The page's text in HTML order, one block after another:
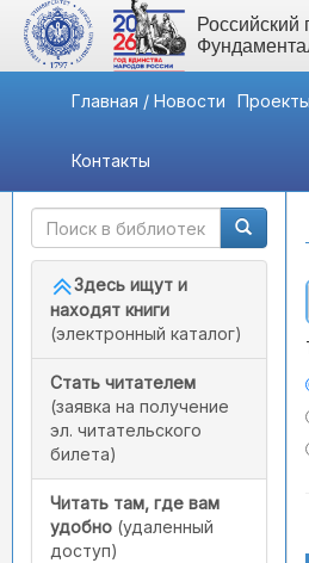
Российский
Главная / Новости Проекты
Контакты
Быстрый доступ
Здесь ищут и
находят книги
(электронный каталог)
Стать читателем
(заявка на получение
эл. читательского
билета)
Читать там, где вам
удобно (удаленный
доступ)